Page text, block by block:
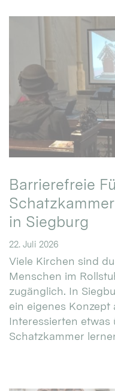
Barrierefreie
in Siegburg
22. Juli 2026
Viele Kirchen sind
Menschen im
zugänglich. In
ein eigenes Konzept
Interessierten etwas
Schatzkammer